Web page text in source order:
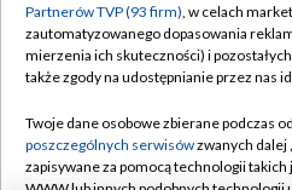
Oferta
Telegazeta
Rada
Ogłoszenia
Biuro
Partnerów TVP (93 firm), w celach
zautomatyzowanego dopasowania
mierzenia ich skuteczności) i
także zgody na udostępnianie przez nas
Twoje dane osobowe zbierane podczas
poszczególnych serwisówzwanych dalej
zapisywane za pomocą technologii